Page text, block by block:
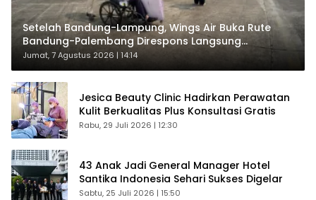
Setelah Bandung-Lampung, Wings Air Buka Rute
Bandung-Palembang Direspons Langsung
Penumpang
Jumat, 7 Agustus 2026 | 14:14
Jesica Beauty Clinic Hadirkan Perawatan
Kulit Berkualitas Plus Konsultasi Gratis
Rabu, 29 Juli 2026 | 12:30
43 Anak Jadi General Manager Hotel
Santika Indonesia Sehari Sukses Digelar
Sabtu, 25 Juli 2026 | 15:50